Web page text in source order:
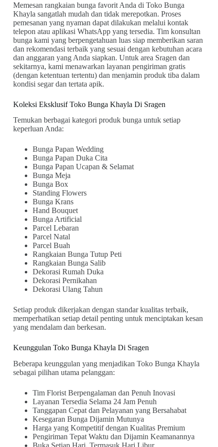
Memesan rangkaian bunga favorit Anda di Toko Bunga
Khayla sangatlah mudah dan tidak merepotkan. Proses
pemesanan yang nyaman dapat dilakukan melalui kontak
telepon atau aplikasi WhatsApp yang tersedia. Tim konsultan
bunga kami yang berpengetahuan luas siap memberikan saran
dan rekomendasi terbaik yang sesuai dengan kebutuhan acara
dan anggaran yang Anda siapkan. Untuk area Sragen dan
sekitarnya, kami menawarkan layanan pengiriman gratis
(dengan ketentuan tertentu) dan menjamin produk tiba dalam
kondisi segar dan tertata apik.
Koleksi Eksklusif Toko Bunga Khayla Di Sragen
Temukan berbagai kategori produk bunga untuk setiap
keperluan Anda:
Bunga Papan Wedding
Bunga Papan Duka Cita
Bunga Papan Ucapan & Selamat
Bunga Meja
Bunga Box
Standing Flowers
Bunga Krans
Hand Bouquet
Bunga Artificial
Parcel Lebaran
Parcel Natal
Parcel Buah
Rangkaian Bunga Tutup Peti
Rangkaian Bunga Salib
Dekorasi Rumah Duka
Dekorasi Pernikahan
Dekorasi Ulang Tahun
Setiap produk dikerjakan dengan standar kualitas terbaik,
memperhatikan setiap detail penting untuk menciptakan kesan
yang mendalam dan berkesan.
Keunggulan Toko Bunga Khayla Di Sragen
Beberapa keunggulan yang menjadikan Toko Bunga Khayla
sebagai pilihan utama pelanggan:
Tim Florist Berpengalaman dan Penuh Inovasi
Layanan Tersedia Selama 24 Jam Penuh
Tanggapan Cepat dan Pelayanan yang Bersahabat
Kesegaran Bunga Dijamin Mutunya
Harga yang Kompetitif dengan Kualitas Premium
Pengiriman Tepat Waktu dan Dijamin Keamanannya